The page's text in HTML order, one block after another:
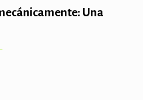
Una